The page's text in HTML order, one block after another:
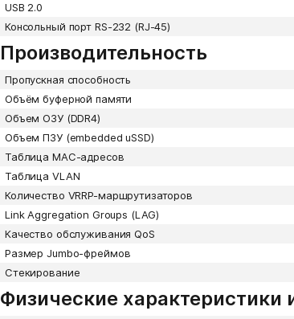
USB 2.0
Консольный порт RS-232 (RJ-45)
Производительность
Пропускная способность
Объём буферной памяти
Объем ОЗУ (DDR4)
Объем ПЗУ (embedded uSSD)
Таблица MAC-адресов
Таблица VLAN
Количество VRRP-маршрутизаторов
Link Aggregation Groups (LAG)
Качество обслуживания QoS
Размер Jumbo-фреймов
Стекирование
Физические